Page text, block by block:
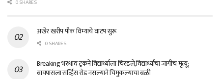
0 SHARES
अखेर खरीप पीक विम्याचे वाटप सुरू
0 SHARES
Breaking भरधाव ट्रकने विद्यार्थ्याला चिरडले,विद्यार्थ्याचा जागीच मृत्यू;
बायपासला सर्व्हिस रोड नसल्याने चिमुकल्याचा बळी